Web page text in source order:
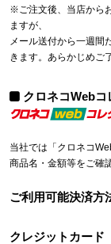
※ご注文後、当店から
ますが、
メール送付から一週間
きます。あらかじめご
クロネコWebコ
当社では「クロネコ
商品名・金額等をご確
ご利用可能決済方
クレジットカード